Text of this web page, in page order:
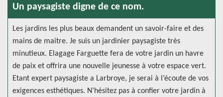
Un paysagiste digne de ce nom.
Les jardins les plus beaux demandent un savoir-faire et des
mains de maitre. Je suis un jardinier paysagiste très
minutieux. Elagage Farguette fera de votre jardin un havre
de paix et offrira une nouvelle jeunesse à votre espace vert.
Etant expert paysagiste a Larbroye, je serai à l’écoute de vos
exigences esthétiques. N’hésitez pas à confier votre jardin à